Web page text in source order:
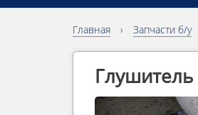
Главная › Запчасти б/у
Глушитель